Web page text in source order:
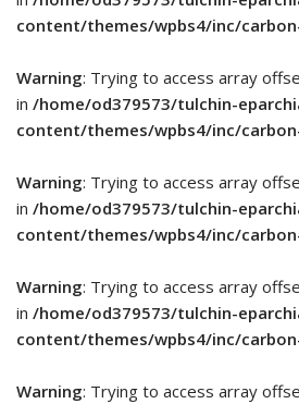
content/themes/wpbs4/inc/
Warning: Trying to access array
in /home/od379573/tulchin-
content/themes/wpbs4/inc/
Warning: Trying to access array
in /home/od379573/tulchin-
content/themes/wpbs4/inc/
Warning: Trying to access array
in /home/od379573/tulchin-
content/themes/wpbs4/inc/
Warning: Trying to access array